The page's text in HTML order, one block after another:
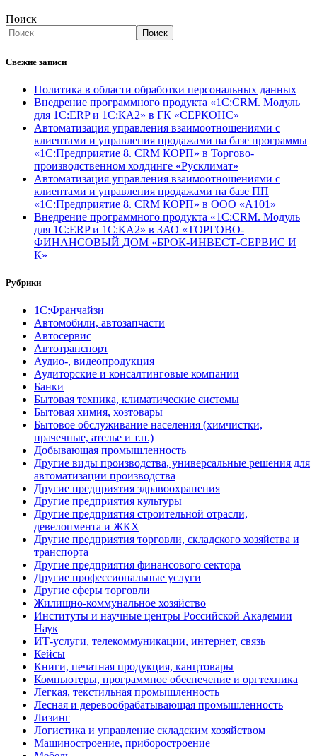
Поиск
Поиск
Свежие записи
Политика в области обработки персональных данных
Внедрение программного продукта «1С:CRM. Модуль
для 1С:ERP и 1С:КА2» в ГК «СЕРКОНС»
Автоматизация управления взаимоотношениями с
клиентами и управления продажами на базе программы
«1С:Предприятие 8. CRM КОРП» в Торгово-
производственном холдинге «Русклимат»
Автоматизация управления взаимоотношениями с
клиентами и управления продажами на базе ПП
«1С:Предприятие 8. CRM КОРП» в ООО «А101»
Внедрение программного продукта «1С:CRM. Модуль
для 1С:ERP и 1С:КА2» в ЗАО «ТОРГОВО-
ФИНАНСОВЫЙ ДОМ «БРОК-ИНВЕСТ-СЕРВИС И
К»
Рубрики
1С:Франчайзи
Автомобили, автозапчасти
Автосервис
Автотранспорт
Аудио-, видеопродукция
Аудиторские и консалтинговые компании
Банки
Бытовая техника, климатические системы
Бытовая химия, хозтовары
Бытовое обслуживание населения (химчистки,
прачечные, ателье и т.п.)
Добывающая промышленность
Другие виды производства, универсальные решения для
автоматизации производства
Другие предприятия здравоохранения
Другие предприятия культуры
Другие предприятия строительной отрасли,
девелопмента и ЖКХ
Другие предприятия торговли, складского хозяйства и
транспорта
Другие предприятия финансового сектора
Другие профессиональные услуги
Другие сферы торговли
Жилищно-коммунальное хозяйство
Институты и научные центры Российской Академии
Наук
ИТ-услуги, телекоммуникации, интернет, связь
Кейсы
Книги, печатная продукция, канцтовары
Компьютеры, программное обеспечение и оргтехника
Легкая, текстильная промышленность
Лесная и деревообрабатывающая промышленность
Лизинг
Логистика и управление складским хозяйством
Машиностроение, приборостроение